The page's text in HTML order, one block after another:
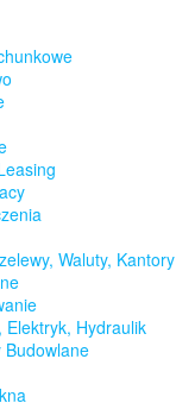
Waluty, Kantory
Elektryk, Hydraulik
Budowlane